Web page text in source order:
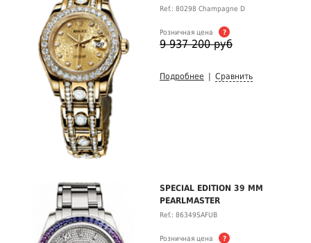
Ref.: 80298 Champagne D
Розничная цена ?
9 937 200 руб
Подробнее Сравнить
SPECIAL EDITION 39 MM
PEARLMASTER
Ref.: 86349SAFUB
Розничная цена ?